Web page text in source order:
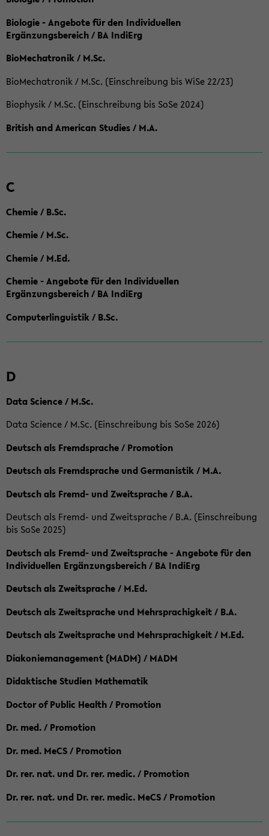
Biologie - Angebote für den Individuellen
Ergänzungsbereich / BA IndiErg
BioMechatronik / M.Sc.
BioMechatronik / M.Sc. (Einschreibung bis WiSe 22/23)
Biophysik / M.Sc. (Einschreibung bis SoSe 2024)
British and American Studies / M.A.
C
Chemie / B.Sc.
Chemie / M.Sc.
Chemie / M.Ed.
Chemie - Angebote für den Individuellen
Ergänzungsbereich / BA IndiErg
Computerlinguistik / B.Sc.
D
Data Science / M.Sc.
Data Science / M.Sc. (Einschreibung bis SoSe 2026)
Deutsch als Fremdsprache / Promotion
Deutsch als Fremdsprache und Germanistik / M.A.
Deutsch als Fremd- und Zweitsprache / B.A.
Deutsch als Fremd- und Zweitsprache / B.A. (Einschreibung
bis SoSe 2025)
Deutsch als Fremd- und Zweitsprache - Angebote für den
Individuellen Ergänzungsbereich / BA IndiErg
Deutsch als Zweitsprache / M.Ed.
Deutsch als Zweitsprache und Mehrsprachigkeit / B.A.
Deutsch als Zweitsprache und Mehrsprachigkeit / M.Ed.
Diakoniemanagement (MADM) / MADM
Didaktische Studien Mathematik
Doctor of Public Health / Promotion
Dr. med. / Promotion
Dr. med. MeCS / Promotion
Dr. rer. nat. und Dr. rer. medic. / Promotion
Dr. rer. nat. und Dr. rer. medic. MeCS / Promotion